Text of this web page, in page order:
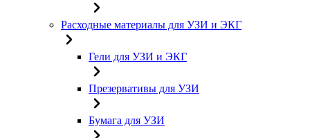
Расходные материалы для УЗИ и ЭКГ
Гели для УЗИ и ЭКГ
Презервативы для УЗИ
Бумага для УЗИ